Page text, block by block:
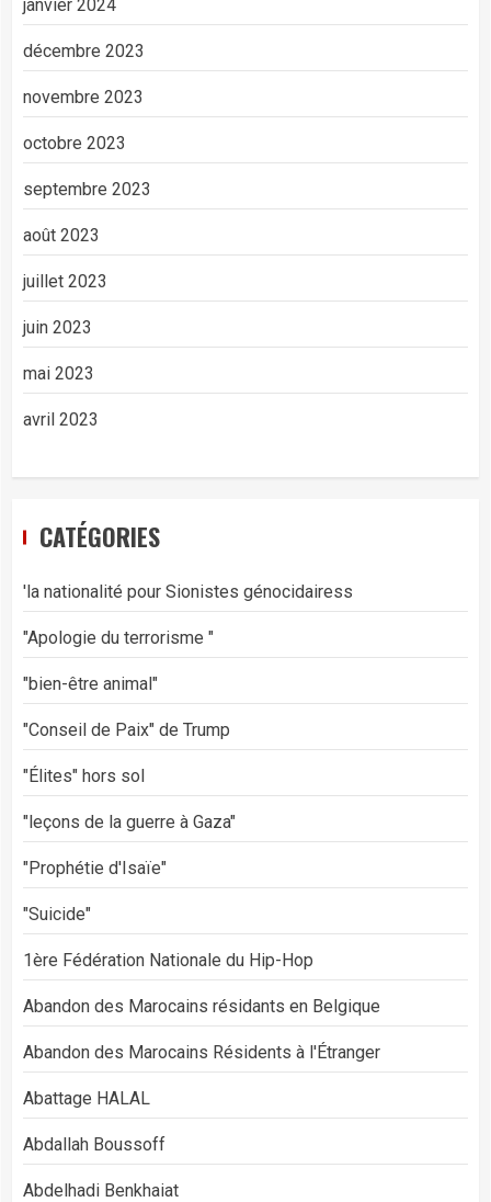
janvier 2024
décembre 2023
novembre 2023
octobre 2023
septembre 2023
août 2023
juillet 2023
juin 2023
mai 2023
avril 2023
CATÉGORIES
'la nationalité pour Sionistes génocidairess
"Apologie du terrorisme "
"bien-être animal"
"Conseil de Paix" de Trump
"Élites" hors sol
"leçons de la guerre à Gaza"
"Prophétie d'Isaïe"
"Suicide"
1ère Fédération Nationale du Hip-Hop
Abandon des Marocains résidants en Belgique
Abandon des Marocains Résidents à l'Étranger
Abattage HALAL
Abdallah Boussoff
Abdelhadi Benkhaiat